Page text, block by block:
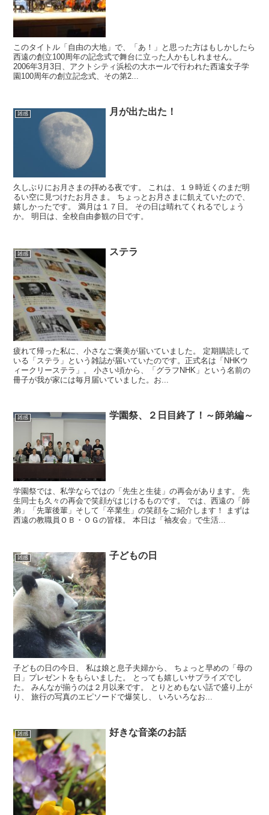
このタイトル「自由の大地」で、「あ！」と思った方はもしかしたら
西遠の創立100周年の記念式で舞台に立った人かもしれません。
2006年3月3日、アクトシティ浜松の大ホールで行われた西遠女子学
園100周年の創立記念式、その第2...
雑感 月が出た出た！
久しぶりにお月さまの拝める夜です。 これは、１９時近くのまだ明
るい空に見つけたお月さま。 ちょっとお月さまに飢えていたので、
嬉しかったです。 満月は１７日。 その日は晴れてくれるでしょう
か。 明日は、全校自由参観の日です。
雑感 ステラ
疲れて帰った私に、小さなご褒美が届いていました。 定期購読して
いる「ステラ」という雑誌が届いていたのです。正式名は「NHKウ
ィークリーステラ」。 小さい頃から、「グラフNHK」という名前の
冊子が我が家には毎月届いていました。お...
雑感 学園祭、２日目終了！～師弟編～
学園祭では、私学ならではの「先生と生徒」の再会があります。 先
生同士も久々の再会で笑顔がはじけるものです。 では、西遠の「師
弟」「先輩後輩」そして「卒業生」の笑顔をご紹介します！ まずは
西遠の教職員ＯＢ・ＯＧの皆様。 本日は「袖友会」で生活...
雑感 子どもの日
子どもの日の今日、 私は娘と息子夫婦から、 ちょっと早めの「母の
日」プレゼントをもらいました。 とっても嬉しいサプライズでし
た。 みんなが揃うのは２月以来です。 とりとめもない話で盛り上が
り、 旅行の写真のエピソードで爆笑し、 いろいろなお...
雑感 好きな音楽のお話